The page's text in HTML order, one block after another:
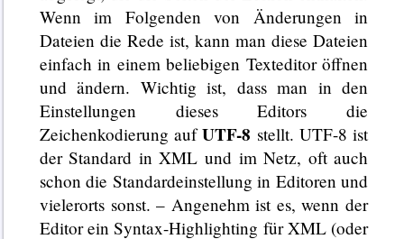
Wenn im Folgenden von Änderungen in
Dateien die Rede ist, kann man diese Dateien
einfach in einem beliebigen Texteditor öffnen
und ändern. Wichtig ist, dass man in den
Einstellungen dieses Editors die
Zeichenkodierung aufUTF-8 stellt. UTF-8 ist
der Standard in XML und im Netz, oft auch
schon die Standardeinstellung in Editoren und
vielerorts sonst. – Angenehm ist es, wenn der
Editor ein Syntax-Highlighting für XML (oder